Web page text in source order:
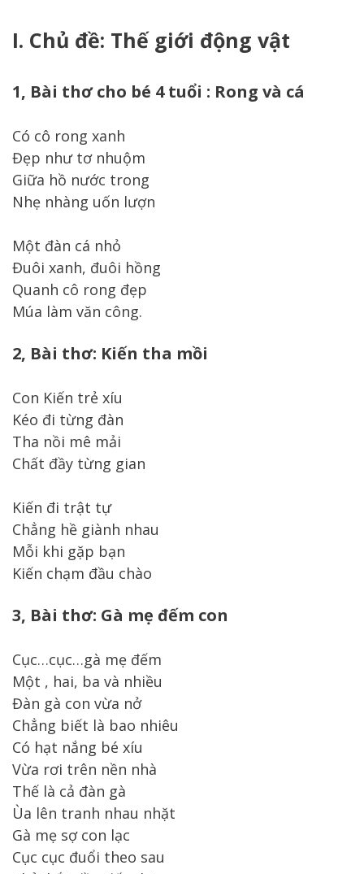
I. Chủ đề: Thế giới động vật
1, Bài thơ cho bé 4 tuổi : Rong và cá
Có cô rong xanh
Đẹp như tơ nhuộm
Giữa hồ nước trong
Nhẹ nhàng uốn lượn
Một đàn cá nhỏ
Đuôi xanh, đuôi hồng
Quanh cô rong đẹp
Múa làm văn công.
2, Bài thơ: Kiến tha mồi
Con Kiến trẻ xíu
Kéo đi từng đàn
Tha nồi mê mải
Chất đầy từng gian
Kiến đi trật tự
Chẳng hề giành nhau
Mỗi khi gặp bạn
Kiến chạm đầu chào
3, Bài thơ: Gà mẹ đếm con
Cục…cục…gà mẹ đếm
Một , hai, ba và nhiều
Đàn gà con vừa nở
Chẳng biết là bao nhiêu
Có hạt nắng bé xíu
Vừa rơi trên nền nhà
Thế là cả đàn gà
Ùa lên tranh nhau nhặt
Gà mẹ sợ con lạc
Cục cục đuổi theo sau